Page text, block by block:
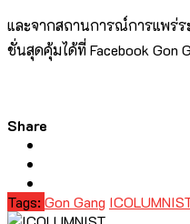
และจากสถานการณ์การแพร่ร
ชั่นสุดคุ้มได้ที่ Facebook Gon
Share
Tags: Gon Gang